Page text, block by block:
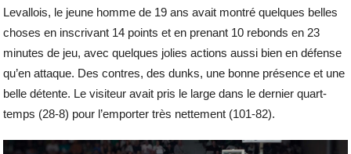
Levallois, le jeune homme de 19 ans avait montré quelques belles
choses en inscrivant 14 points et en prenant 10 rebonds en 23
minutes de jeu, avec quelques jolies actions aussi bien en défense
qu’en attaque. Des contres, des dunks, une bonne présence et une
belle détente. Le visiteur avait pris le large dans le dernier quart-
temps (28-8) pour l’emporter très nettement (101-82).